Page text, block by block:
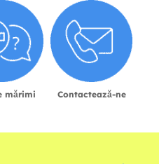
mărimi Contactează-ne